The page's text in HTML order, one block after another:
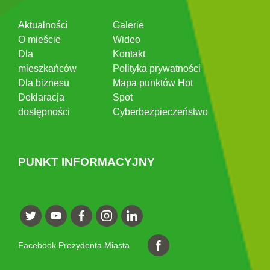
Aktualności
O mieście
Dla
mieszkańców
Dla biznesu
Deklaracja
dostępności
Galerie
Wideo
Kontakt
Polityka prywatności
Mapa punktów Hot
Spot
Cyberbezpieczeństwo
PUNKT INFORMACYJNY
Facebook Prezydenta Miasta